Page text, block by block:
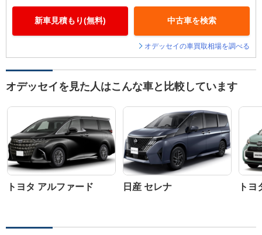
新車見積もり(無料) 中古車を検索
オデッセイの車買取相場を調べる
オデッセイを見た人はこんな車と比較しています
トヨタ アルファード 日産 セレナ ト